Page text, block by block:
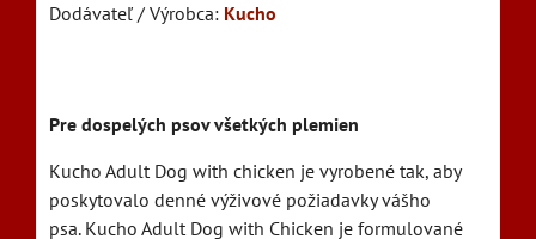
Dodávateľ / Výrobca: Kucho
Pre dospelých psov všetkých plemien
Kucho Adult Dog with chicken je vyrobené tak, aby
poskytovalo denné výživové požiadavky vášho
psa. Kucho Adult Dog with Chicken je formulované